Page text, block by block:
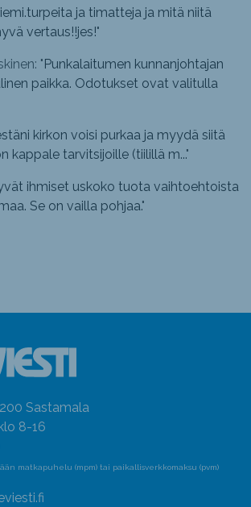
ja timatteja ja mitä niitä
vertaus!!jes!"
"Punkalaitumen kunnanjohtajan
paikka. Odotukset ovat valitulla
kirkon voisi purkaa ja myydä siitä
kappale tarvitsijoille (tiilillä m..."
ihmiset uskoko tuota vaihtoehtoista
Se on vailla pohjaa."
Sastamala
8-16
matkapuhelu (mpm) tai paikallisverkkomaksu (pvm)